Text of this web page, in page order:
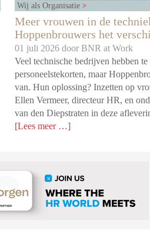
Wij als Organisatie
Meer vrouwen in de
Hoppenbrouwers het
01 juli 2026 door BNR at Work
Veel technische bedrijven hebben
personeelstekorten, maar
van. Hun oplossing? Inzetten op
Ellen Vermeer, directeur HR, en
van den Diepstraten in deze
[Lees meer …]